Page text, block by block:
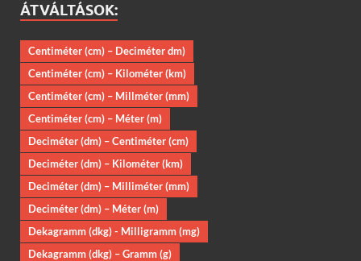
ÁTVÁLTÁSOK:
Centiméter (cm) – Deciméter dm)
Centiméter (cm) – Kilométer (km)
Centiméter (cm) – Millméter (mm)
Centiméter (cm) – Méter (m)
Deciméter (dm) – Centiméter (cm)
Deciméter (dm) – Kilométer (km)
Deciméter (dm) – Milliméter (mm)
Deciméter (dm) – Méter (m)
Dekagramm (dkg) - Milligramm (mg)
Dekagramm (dkg) – Gramm (g)